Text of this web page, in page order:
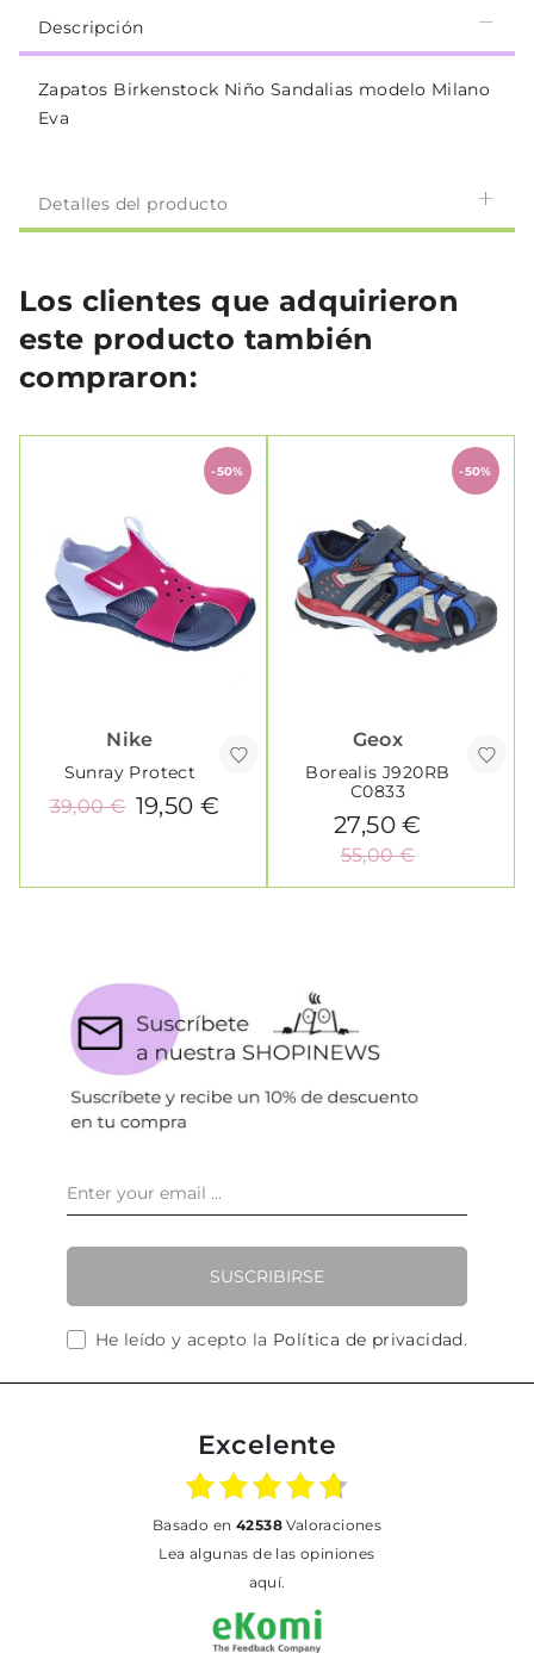
Descripción
Zapatos Birkenstock Niño Sandalias modelo Milano
Eva
Detalles del producto
Los clientes que adquirieron
este producto también
compraron:
-50%
Nike
Sunray Protect
19,50 €
39,00 €
-50%
Geox
Borealis J920RB
C0833
27,50 €
55,00 €
SUSCRIBIRSE
He leído y acepto la Política de privacidad.
Excelente
basado en 42538Valoraciones
Lea algunas de las opiniones
aquí.